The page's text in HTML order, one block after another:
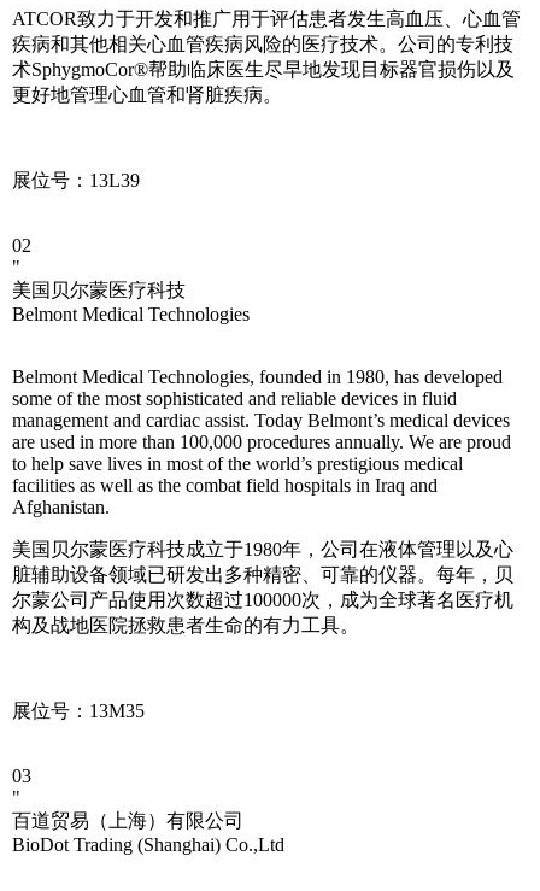
ATCOR致力于开发和推广用于评估患者发生高血压、心血管
疾病和其他相关心血管疾病风险的医疗技术。公司的专利技
术SphygmoCor®帮助临床医生尽早地发现目标器官损伤以及
更好地管理心血管和肾脏疾病。
展位号：13L39
02
"
美国贝尔蒙医疗科技
Belmont Medical Technologies
Belmont Medical Technologies, founded in 1980, has developed
some of the most sophisticated and reliable devices in fluid
management and cardiac assist. Today Belmont’s medical devices
are used in more than 100,000 procedures annually. We are proud
to help save lives in most of the world’s prestigious medical
facilities as well as the combat field hospitals in Iraq and
Afghanistan.
美国贝尔蒙医疗科技成立于1980年，公司在液体管理以及心
脏辅助设备领域已研发出多种精密、可靠的仪器。每年，贝
尔蒙公司产品使用次数超过100000次，成为全球著名医疗机
构及战地医院拯救患者生命的有力工具。
展位号：13M35
03
"
百道贸易（上海）有限公司
BioDot Trading (Shanghai) Co.,Ltd